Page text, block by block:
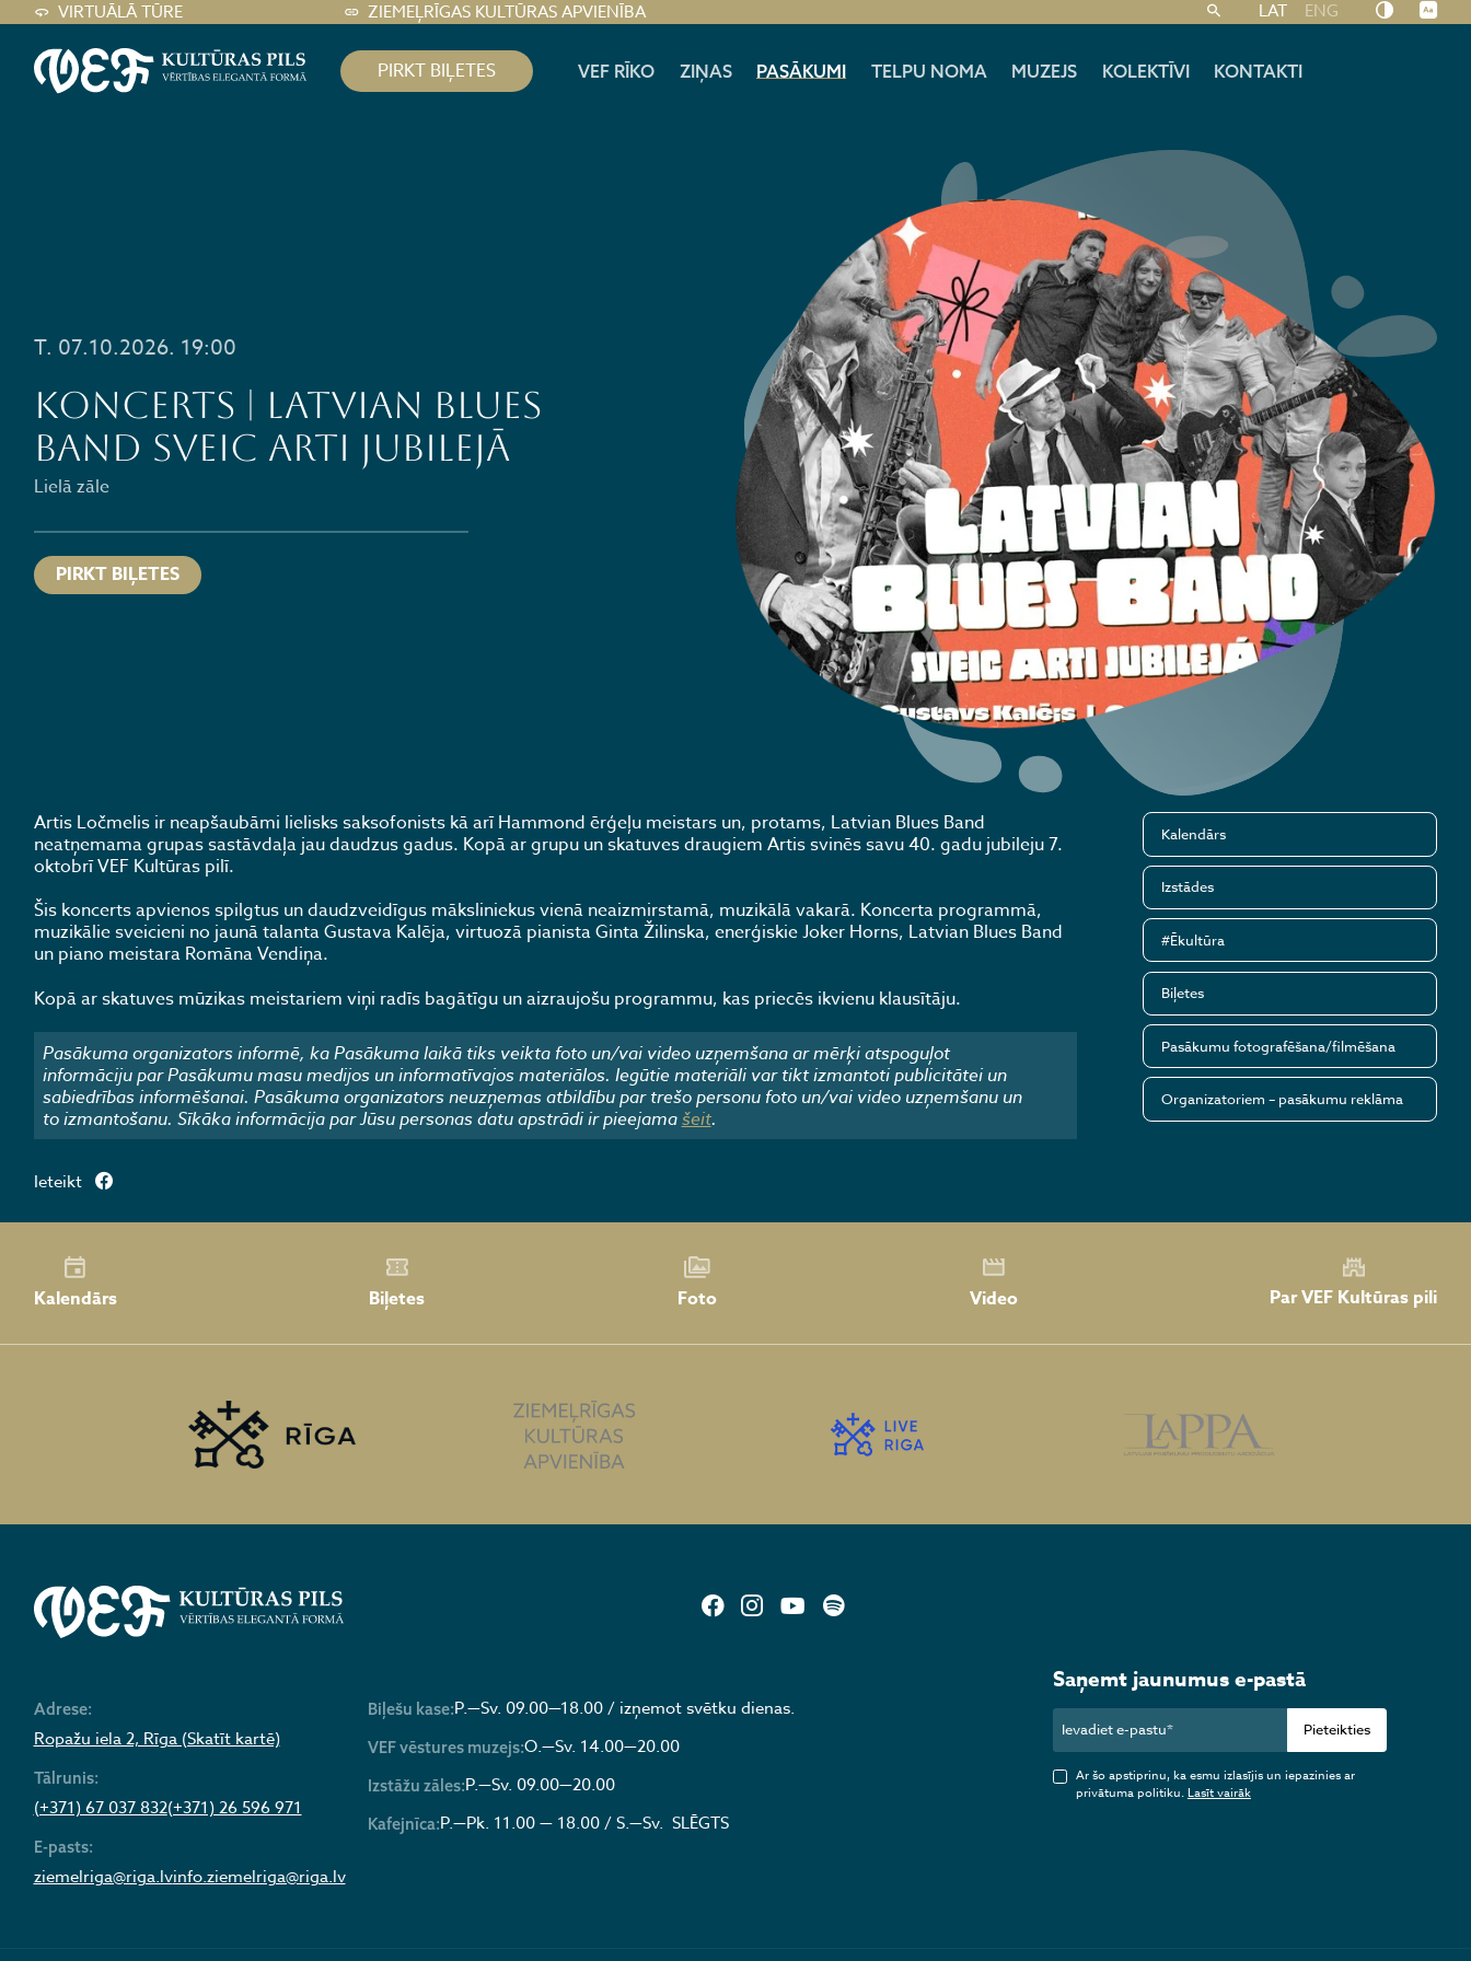
VIRTUĀLĀ TŪRE ZIEMEĻRĪGAS KULTŪRAS APVIENĪBA LAT ENG
PIRKT BIĻETES VEF RĪKO ZIŅAS PASĀKUMI TELPU NOMA MUZEJS KOLEKTĪVI KONTAKTI
T. 07.10.2026. 19:00
KONCERTS | Latvian Blues
Band sveic Arti jubilejā
Lielā zāle
PIRKT BIĻETES
Artis Ločmelis ir neapšaubāmi lielisks saksofonists kā arī Hammond ērģeļu meistars un, protams, Latvian Blues Band
neatņemama grupas sastāvdaļa jau daudzus gadus. Kopā ar grupu un skatuves draugiem Artis svinēs savu 40. gadu jubileju 7.
oktobrī VEF Kultūras pilī.
Šis koncerts apvienos spilgtus un daudzveidīgus māksliniekus vienā neaizmirstamā, muzikālā vakarā. Koncerta programmā,
muzikālie sveicieni no jaunā talanta Gustava Kalēja, virtuozā pianista Ginta Žilinska, enerģiskie Joker Horns, Latvian Blues Band
un piano meistara Romāna Vendiņa.
Kopā ar skatuves mūzikas meistariem viņi radīs bagātīgu un aizraujošu programmu, kas priecēs ikvienu klausītāju.
Pasākuma organizators informē, ka Pasākuma laikā tiks veikta foto un/vai video uzņemšana ar mērķi atspoguļot
informāciju par Pasākumu masu medijos un informatīvajos materiālos. Iegūtie materiāli var tikt izmantoti publicitātei un
sabiedrības informēšanai. Pasākuma organizators neuzņemas atbildību par trešo personu foto un/vai video uzņemšanu un
to izmantošanu. Sīkāka informācija par Jūsu personas datu apstrādi ir pieejamašeit.
Kalendārs
Izstādes
#Ēkultūra
Biļetes
Pasākumu fotografēšana/filmēšana
Organizatoriem – pasākumu reklāma
Ieteikt
Kalendārs Biļetes Foto Video Par VEF Kultūras pili
Adrese:
Ropažu iela 2, Rīga (Skatīt kartē)
Tālrunis:
(+371) 67 037 832(+371) 26 596 971
E-pasts:
ziemelriga@riga.lvinfo.ziemelriga@riga.lv
Biļešu kase:P.—Sv. 09.00—18.00 / izņemot svētku dienas.
VEF vēstures muzejs:O.—Sv. 14.00—20.00
Izstāžu zāles:P.—Sv. 09.00—20.00
Kafejnīca:P.—Pk. 11.00 — 18.00 / S.—Sv. SLĒGTS
Saņemt jaunumus e-pastā
Pieteikties
Ar šo apstiprinu, ka esmu izlasījis un iepazinies ar
privātuma politiku.Lasīt vairāk